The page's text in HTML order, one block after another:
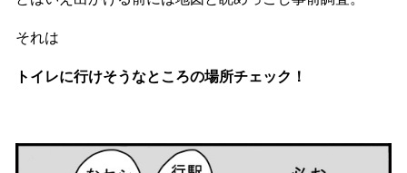
それは
トイレに行けそうなところの場所チェック！